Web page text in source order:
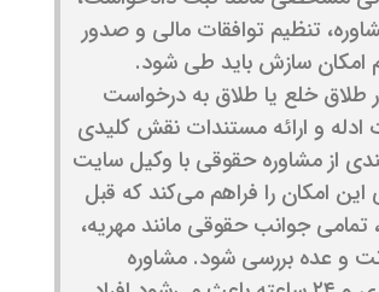
تنظیم توافقات مالی و صدور
امکان سازش باید طی شود.
طلاق خلع یا طلاق به درخواست
ادله و ارائه مستندات نقش کلیدی
از مشاوره حقوقی با وکیل سایت
این امکان را فراهم می‌کند که قبل
تمامی جوانب حقوقی مانند مهریه،
و عده بررسی شود. مشاوره